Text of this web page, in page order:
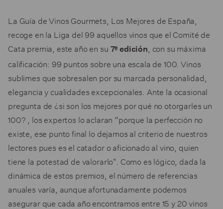
La Guía de Vinos Gourmets, Los Mejores de España,
recoge en la Liga del 99 aquellos vinos que el Comité de
Cata premia, este año en su 7ª edición , con su máxima
calificación: 99 puntos sobre una escala de 100. Vinos
sublimes que sobresalen por su marcada personalidad,
elegancia y cualidades excepcionales. Ante la ocasional
pregunta de ¿si son los mejores por qué no otorgarles un
100? , los expertos lo aclaran “porque la perfección no
existe, ese punto final lo dejamos al criterio de nuestros
lectores pues es el catador o aficionado al vino, quien
tiene la potestad de valorarlo". Como es lógico, dada la
dinámica de estos premios, el número de referencias
anuales varía, aunque afortunadamente podemos
asegurar que cada año encontramos entre 15 y 20 vinos